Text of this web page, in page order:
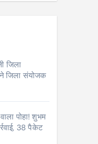
जिला
जिला संयोजक
पोहा! शुभम
38 पैकेट